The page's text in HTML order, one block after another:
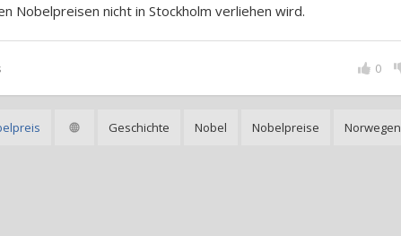
Nobelpreisen nicht in Stockholm verliehen wird.
0
Geschichte Nobel Nobelpreise Norwegen